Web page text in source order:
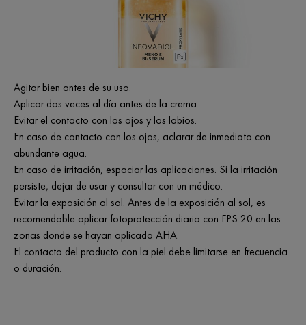
Agitar bien antes de su uso.
Aplicar dos veces al día antes de la crema.
Evitar el contacto con los ojos y los labios.
En caso de contacto con los ojos, aclarar de inmediato con
abundante agua.
En caso de irritación, espaciar las aplicaciones. Si la irritación
persiste, dejar de usar y consultar con un médico.
Evitar la exposición al sol. Antes de la exposición al sol, es
recomendable aplicar fotoprotección diaria con FPS 20 en las
zonas donde se hayan aplicado AHA.
El contacto del producto con la piel debe limitarse en frecuencia
o duración.